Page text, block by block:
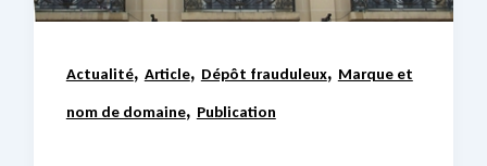
Actualité, Article, Dépôt frauduleux, Marque et
nom de domaine, Publication